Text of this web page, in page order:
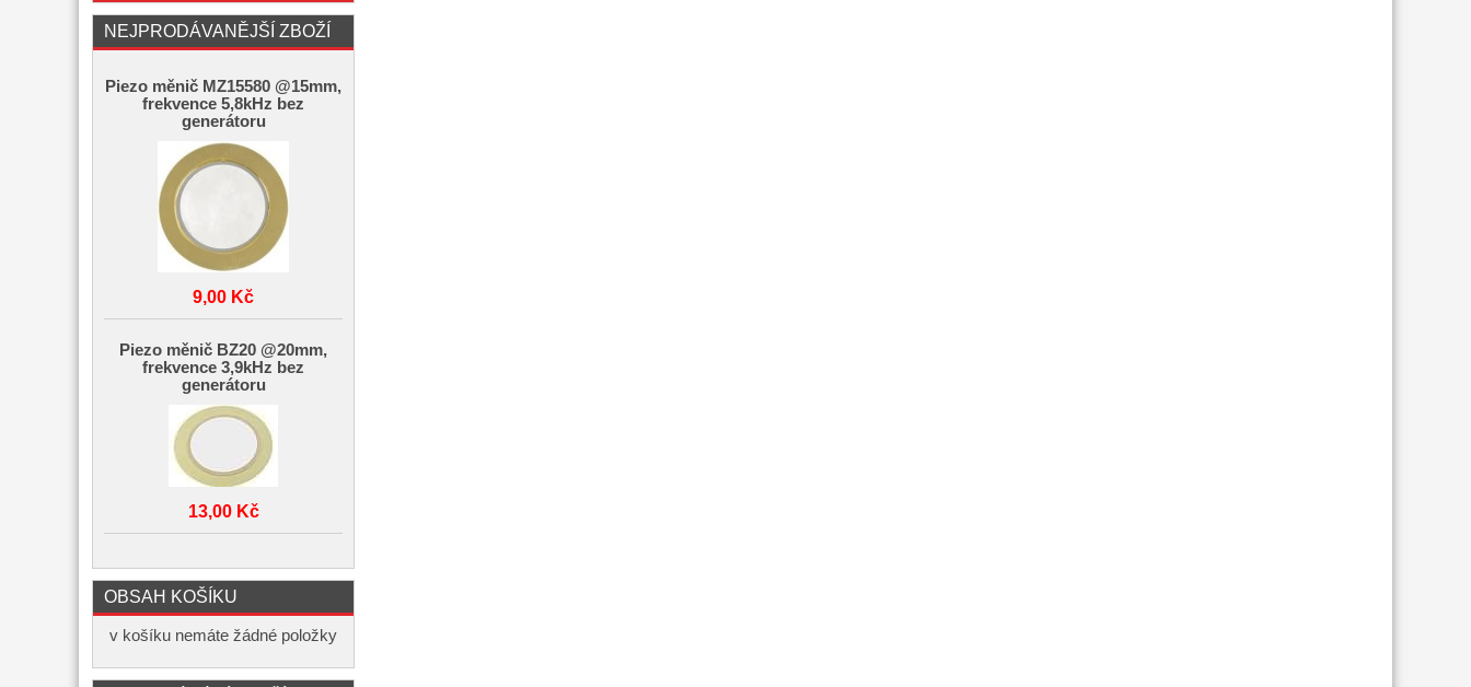
NEJPRODÁVANĚJŠÍ ZBOŽÍ
Piezo měnič MZ15580 @15mm,
frekvence 5,8kHz bez
generátoru
9,00 Kč
Piezo měnič BZ20 @20mm,
frekvence 3,9kHz bez
generátoru
13,00 Kč
OBSAH KOŠÍKU
v košíku nemáte žádné položky